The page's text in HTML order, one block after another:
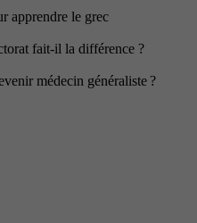
apprendre le grec
fait-il la différence ?
médecin généraliste ?